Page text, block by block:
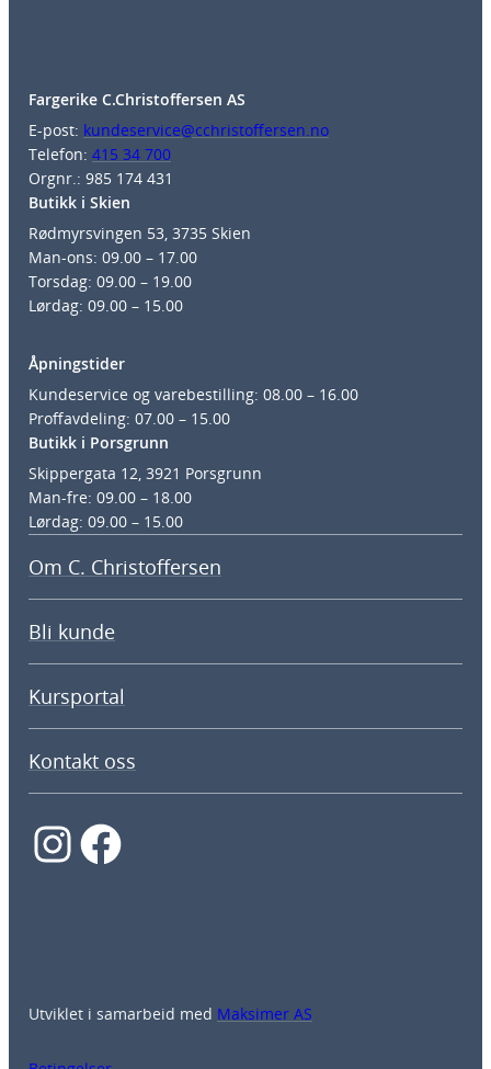
Fargerike C.Christoffersen AS
E-post: kundeservice@cchristoffersen.no
Telefon: 415 34 700
Orgnr.: 985 174 431
Butikk i Skien
Rødmyrsvingen 53, 3735 Skien
Man-ons: 09.00 – 17.00
Torsdag: 09.00 – 19.00
Lørdag: 09.00 – 15.00
Åpningstider
Kundeservice og varebestilling: 08.00 – 16.00
Proffavdeling: 07.00 – 15.00
Butikk i Porsgrunn
Skippergata 12, 3921 Porsgrunn
Man-fre: 09.00 – 18.00
Lørdag: 09.00 – 15.00
Om C. Christoffersen
Bli kunde
Kursportal
Kontakt oss
InstagramFacebook
Utviklet i samarbeid med Maksimer AS